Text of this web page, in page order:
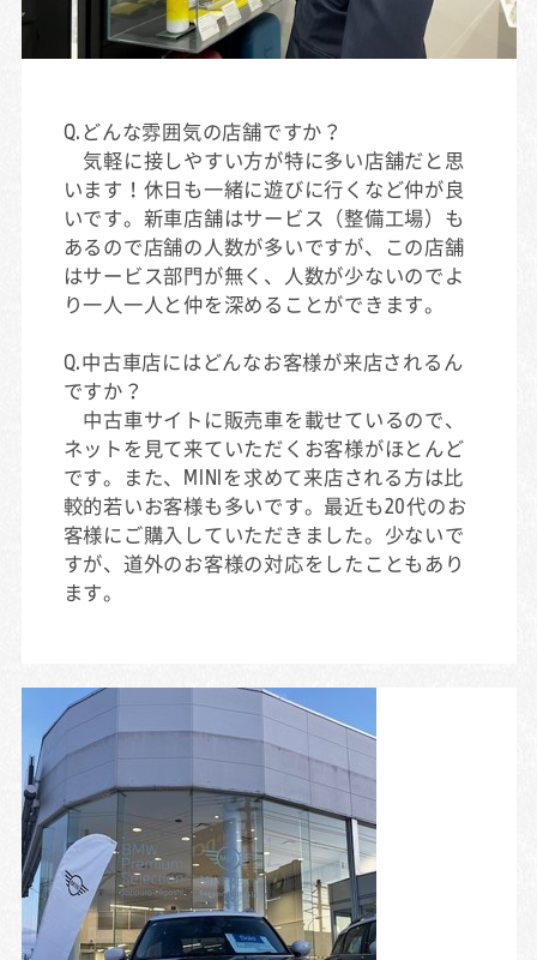
Q.どんな雰囲気の店舗ですか？
気軽に接しやすい方が特に多い店舗だと思
います！休日も一緒に遊びに行くなど仲が良
いです。新車店舗はサービス（整備工場）も
あるので店舗の人数が多いですが、この店舗
はサービス部門が無く、人数が少ないのでよ
り一人一人と仲を深めることができます。
Q.中古車店にはどんなお客様が来店されるん
ですか？
中古車サイトに販売車を載せているので、
ネットを見て来ていただくお客様がほとんど
です。また、MINIを求めて来店される方は比
較的若いお客様も多いです。最近も20代のお
客様にご購入していただきました。少ないで
すが、道外のお客様の対応をしたこともあり
ます。